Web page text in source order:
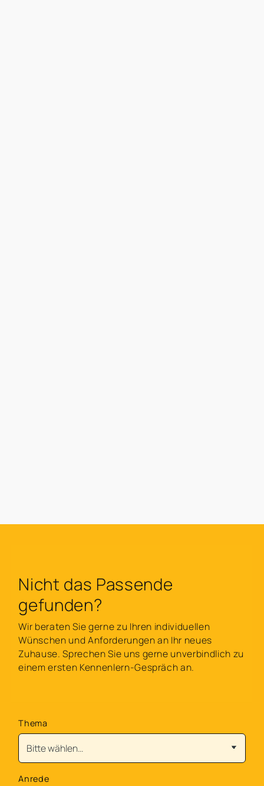
Nicht das Passende
gefunden?
Wir beraten Sie gerne zu Ihren individuellen
Wünschen und Anforderungen an Ihr neues
Zuhause. Sprechen Sie uns gerne unverbindlich zu
einem ersten Kennenlern-Gespräch an.
Thema
Anrede